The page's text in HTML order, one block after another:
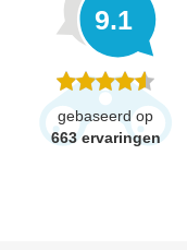
9.1
gebaseerd op
663 ervaringen